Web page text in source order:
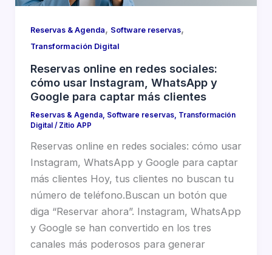
Reservas & Agenda, Software reservas,
Transformación Digital
Reservas online en redes sociales:
cómo usar Instagram, WhatsApp y
Google para captar más clientes
Reservas & Agenda, Software reservas, Transformación
Digital / Zitio APP
Reservas online en redes sociales: cómo usar
Instagram, WhatsApp y Google para captar
más clientes Hoy, tus clientes no buscan tu
número de teléfono.Buscan un botón que
diga “Reservar ahora”. Instagram, WhatsApp
y Google se han convertido en los tres
canales más poderosos para generar